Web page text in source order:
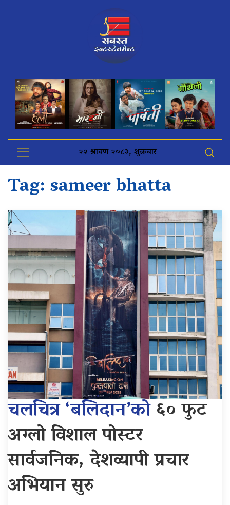
२२ श्रावण २०८३, शुक्रबार
Tag:sameer bhatta
चलचित्र ‘बलिदान’को६० फुट
अग्लो विशाल पोस्टर
सार्वजनिक, देशव्यापी प्रचार
अभियान सुरु